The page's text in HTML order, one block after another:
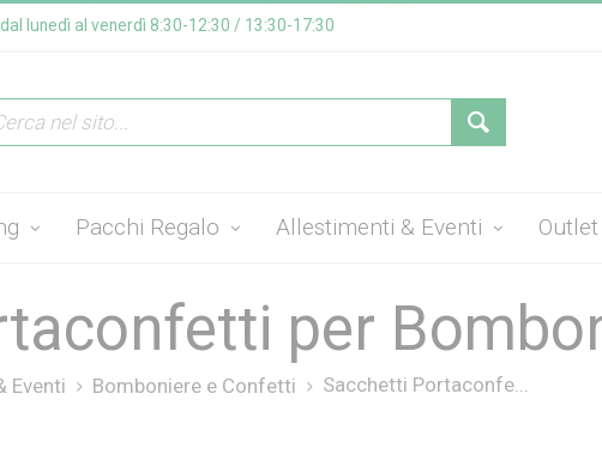
lunedì al venerdì 8:30-12:30 / 13:30-17:30
Pacchi Regalo Allestimenti & Eventi Outlet
per
Eventi Bomboniere e Confetti Sacchetti Portaconfe...